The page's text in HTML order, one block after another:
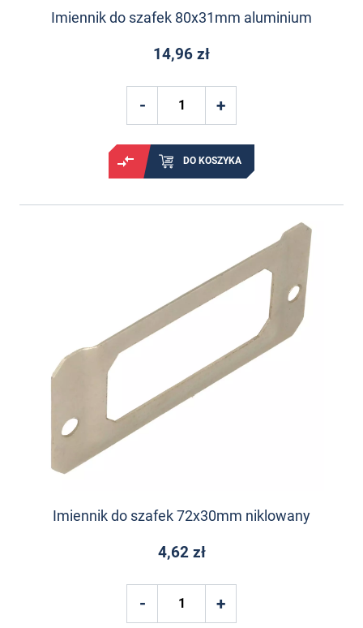
Imiennik do szafek 80x31mm aluminium
14,96 zł
DO KOSZYKA
Imiennik do szafek 72x30mm niklowany
4,62 zł